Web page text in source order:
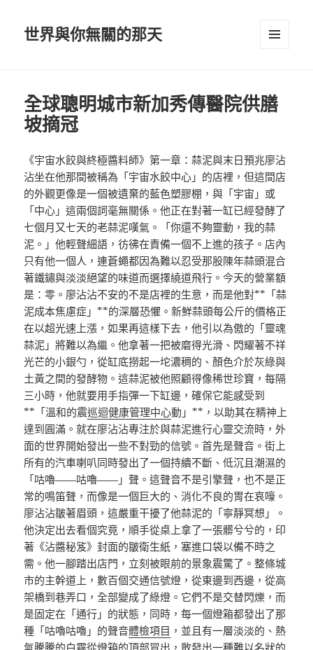
世界與你無關的那天
全球聰明城市新加秀傳醫院供膳
坡摘冠
《宇宙水餃與終極醬料師》第一章：蒜泥與末日預兆廖沾
沾坐在他那間被稱為「宇宙水餃中心」的店裡，但這間店
的外觀更像是一個被遺棄的藍色塑膠棚，與「宇宙」或
「中心」這兩個詞毫無關係。他正在對著一缸已經發酵了
七個月又七天的老蒜泥嘆氣。「你還不夠靈動，我的蒜
泥。」他輕聲細語，彷彿在責備一個不上進的孩子。店內
只有他一個人，連蒼蠅都因為難以忍受那股陳年蒜頭混合
著鐵鏽與淡淡絕望的味道而選擇繞道飛行。今天的營業額
是：零。廖沾沾不安的不是店裡的生意，而是他對**「蒜
泥成本焦慮症」**的深層恐懼。新鮮蒜頭每公斤的價格正
在以超光速上漲，如果再這樣下去，他引以為傲的「靈魂
蒜泥」將難以為繼。他拿著一把被磨得光滑、閃耀著不祥
光芒的小銀勺，從缸底撈起一坨濃稠的、顏色介於灰綠與
土黃之間的發酵物。這蒜泥被他照顧得像稀世珍寶，每隔
三小時，他就要用手指彈一下缸邊，確保它能感受到
**「溫和的震巡迴健康管理中心動」**，以助其在精神上
達到圓滿。就在廖沾沾專注於與蒜泥進行心靈交流時，外
面的世界開始發出一些不對勁的信號。首先是聲音。街上
所有的汽車喇叭同時發出了一個持續不斷、低沉且潮濕的
「咕嚕——咕嚕——」聲。這聲音不是引擎聲，也不是正
常的鳴笛聲，而像是一個巨大的、消化不良的胃在哀嚎。
廖沾沾皺著眉頭，這嚴重干擾了他蒜泥的「寧靜冥想」。
他決定出去看個究竟，順手從桌上拿了一張髒兮兮的，印
著《沾醬秘笈》封面的皺衛生紙，塞進口袋以備不時之
需。他一腳踏出店門，立刻被眼前的景象震驚了。整條城
市的主幹道上，數百個交通信號燈，從東邊到西邊，從高
架橋到巷弄口，全部變成了綠燈。它們不是交替閃爍，而
是固定在「通行」的狀態，同時，每一個燈箱都發出了那
種「咕嚕咕嚕」的聲音體檢項目 ，並且有一層淡淡的、熱